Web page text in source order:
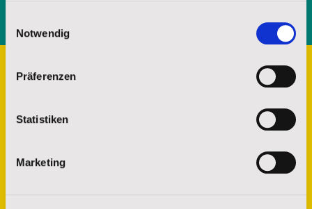
gesammelt haben.
Notwendig
Präferenzen
Statistiken
Marketing